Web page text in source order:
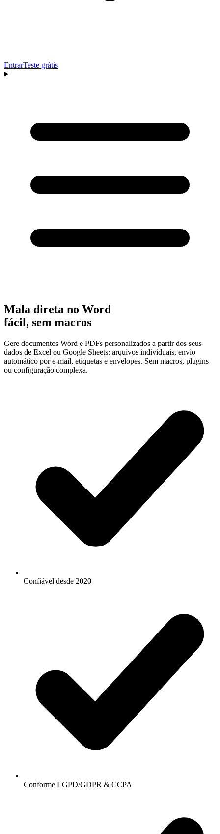
EntrarTeste grátis
Mala direta no Word
fácil, sem macros
Gere documentos Word e PDFs personalizados a partir dos seus
dados de Excel ou Google Sheets: arquivos individuais, envio
automático por e-mail, etiquetas e envelopes. Sem macros, plugins
ou configuração complexa.
Confiável desde 2020
Conforme LGPD/GDPR & CCPA